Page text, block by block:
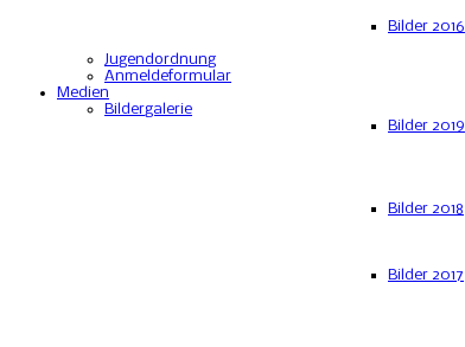
Bilder 2016
Jugendordnung
Anmeldeformular
Medien
Bildergalerie
Bilder 2019
Bilder 2018
Bilder 2017